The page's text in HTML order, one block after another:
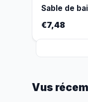
Sable de
€7,48
Vus